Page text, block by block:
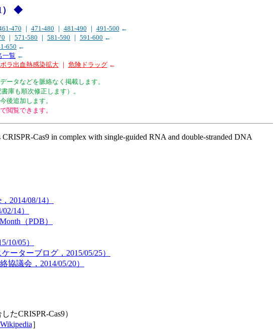
） ◆
470 ｜ 471-480 ｜ 481-490 ｜ 491-500 ←
｜ 571-580 ｜ 581-590 ｜ 591-600 ←
650 ←
一覧 ←
ラ出血熱感染拡大｜ 危険ドラッグ←
ータなどを脈絡なく掲載します。
庫も順次修正します）。
後追加します。
閲覧できます。
Cas9 in complex with single-guided RNA and double-stranded DNA
2014/08/14）
14）
（PDB）
10/05）
ターブログ，2015/05/25）
議会，2014/05/20）
たCRISPR-Cas9）
］